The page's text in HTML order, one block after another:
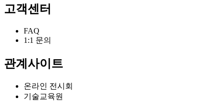
고객센터
FAQ
1:1 문의
관계사이트
온라인 전시회
기술교육원